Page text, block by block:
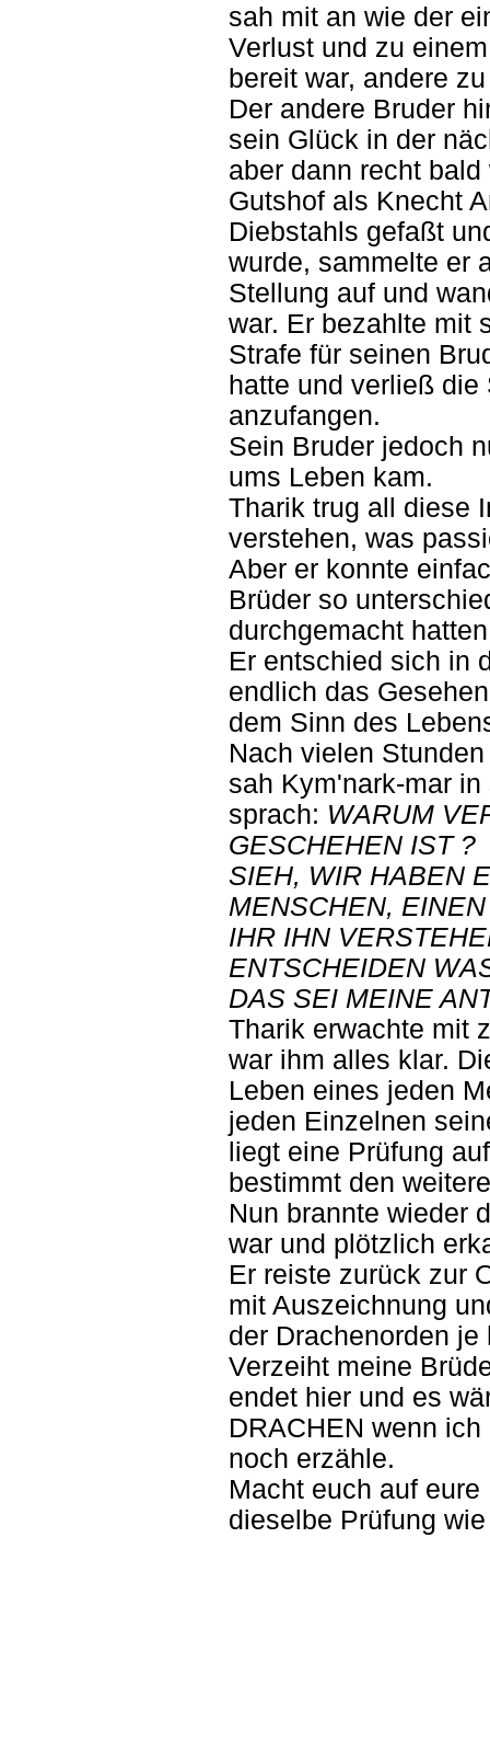
sah mit an wie der
Verlust und zu
bereit war, andere
Der andere Bruder
sein Glück in der
aber dann recht
Gutshof als Knecht
Diebstahls gefaßt
wurde, sammelte er
Stellung auf und
war. Er bezahlte mit
Strafe für seinen
hatte und verließ
anzufangen.
Sein Bruder jedoch
ums Leben kam.
Tharik trug all diese
verstehen, was
Aber er konnte
Brüder so
durchgemacht
Er entschied sich in
endlich das
dem Sinn des
Nach vielen
sah Kym'nark-mar
sprach: WARUM
GESCHEHEN IST ?
SIEH, WIR HABEN
MENSCHEN,
IHR IHN
ENTSCHEIDEN
DAS SEI MEINE
Tharik erwachte mit
war ihm alles klar.
Leben eines jeden
jeden Einzelnen
liegt eine Prüfung
bestimmt den
Nun brannte wieder
war und plötzlich
Er reiste zurück zur
mit Auszeichnung
der Drachenorden
Verzeiht meine
endet hier und es
DRACHEN wenn
noch erzähle.
Macht euch auf
dieselbe Prüfung